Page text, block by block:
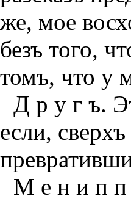
же, мое
безъ того,
томъ, что у
Д р у г ъ.
если,
М е н и п п